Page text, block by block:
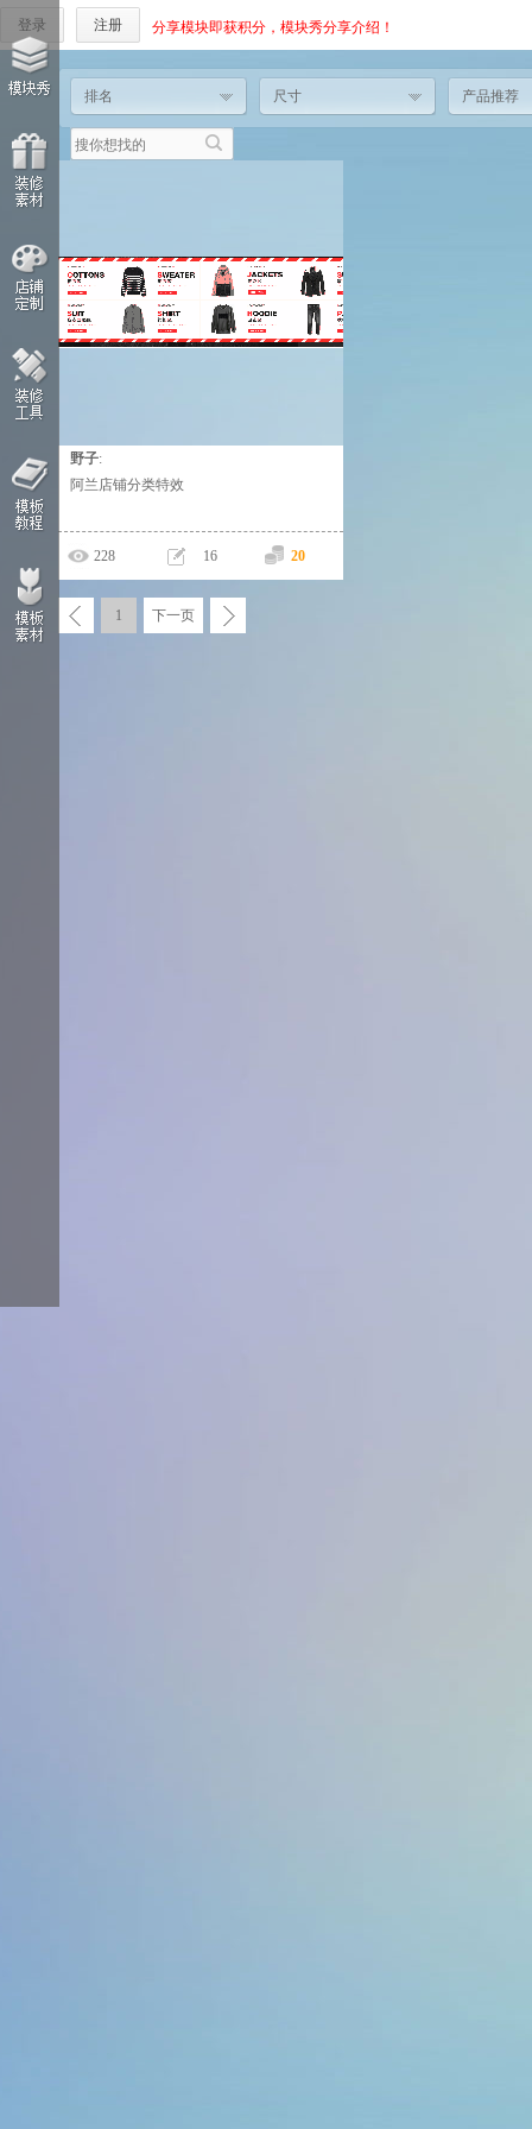
登录 注册 分享模块即获积分，模块秀分享介绍！
排名 尺寸 产品推荐
这个人太懒，什么都没有留下！
野子:
阿兰店铺分类特效
228 16 20
1 下一页